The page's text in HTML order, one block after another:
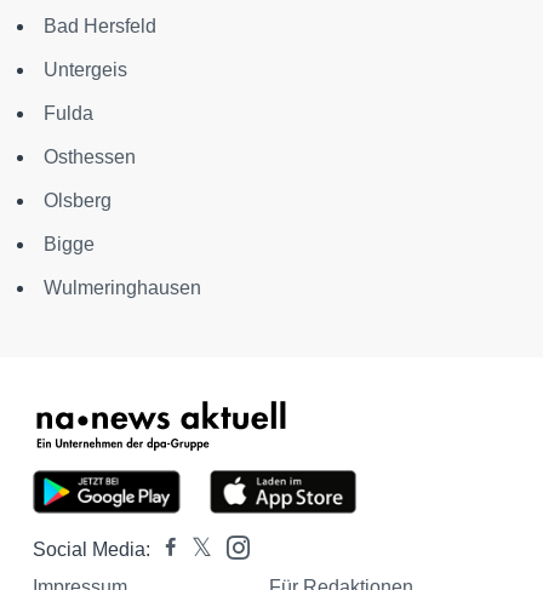
Bad Hersfeld
Untergeis
Fulda
Osthessen
Olsberg
Bigge
Wulmeringhausen
Social Media: